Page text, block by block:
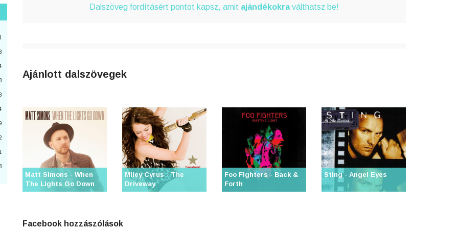
Dalszöveg fordításért pontot kapsz, amit ajándékokraválthatsz be!
Ajánlott dalszövegek
Matt Simons - When
The Lights Go Down
Miley Cyrus - The
Driveway
Foo Fighters - Back &
Forth
Sting - Angel Eyes
Facebook hozzászólások